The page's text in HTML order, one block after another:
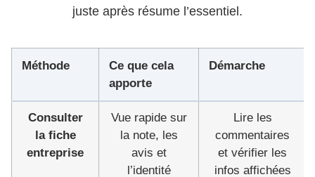
juste après résume l’essentiel.
Méthode
Ce que cela
apporte
Démarche
Consulter
la fiche
entreprise
Vue rapide sur
la note, les
avis et
l’identité
Lire les
commentaires
et vérifier les
infos affichées